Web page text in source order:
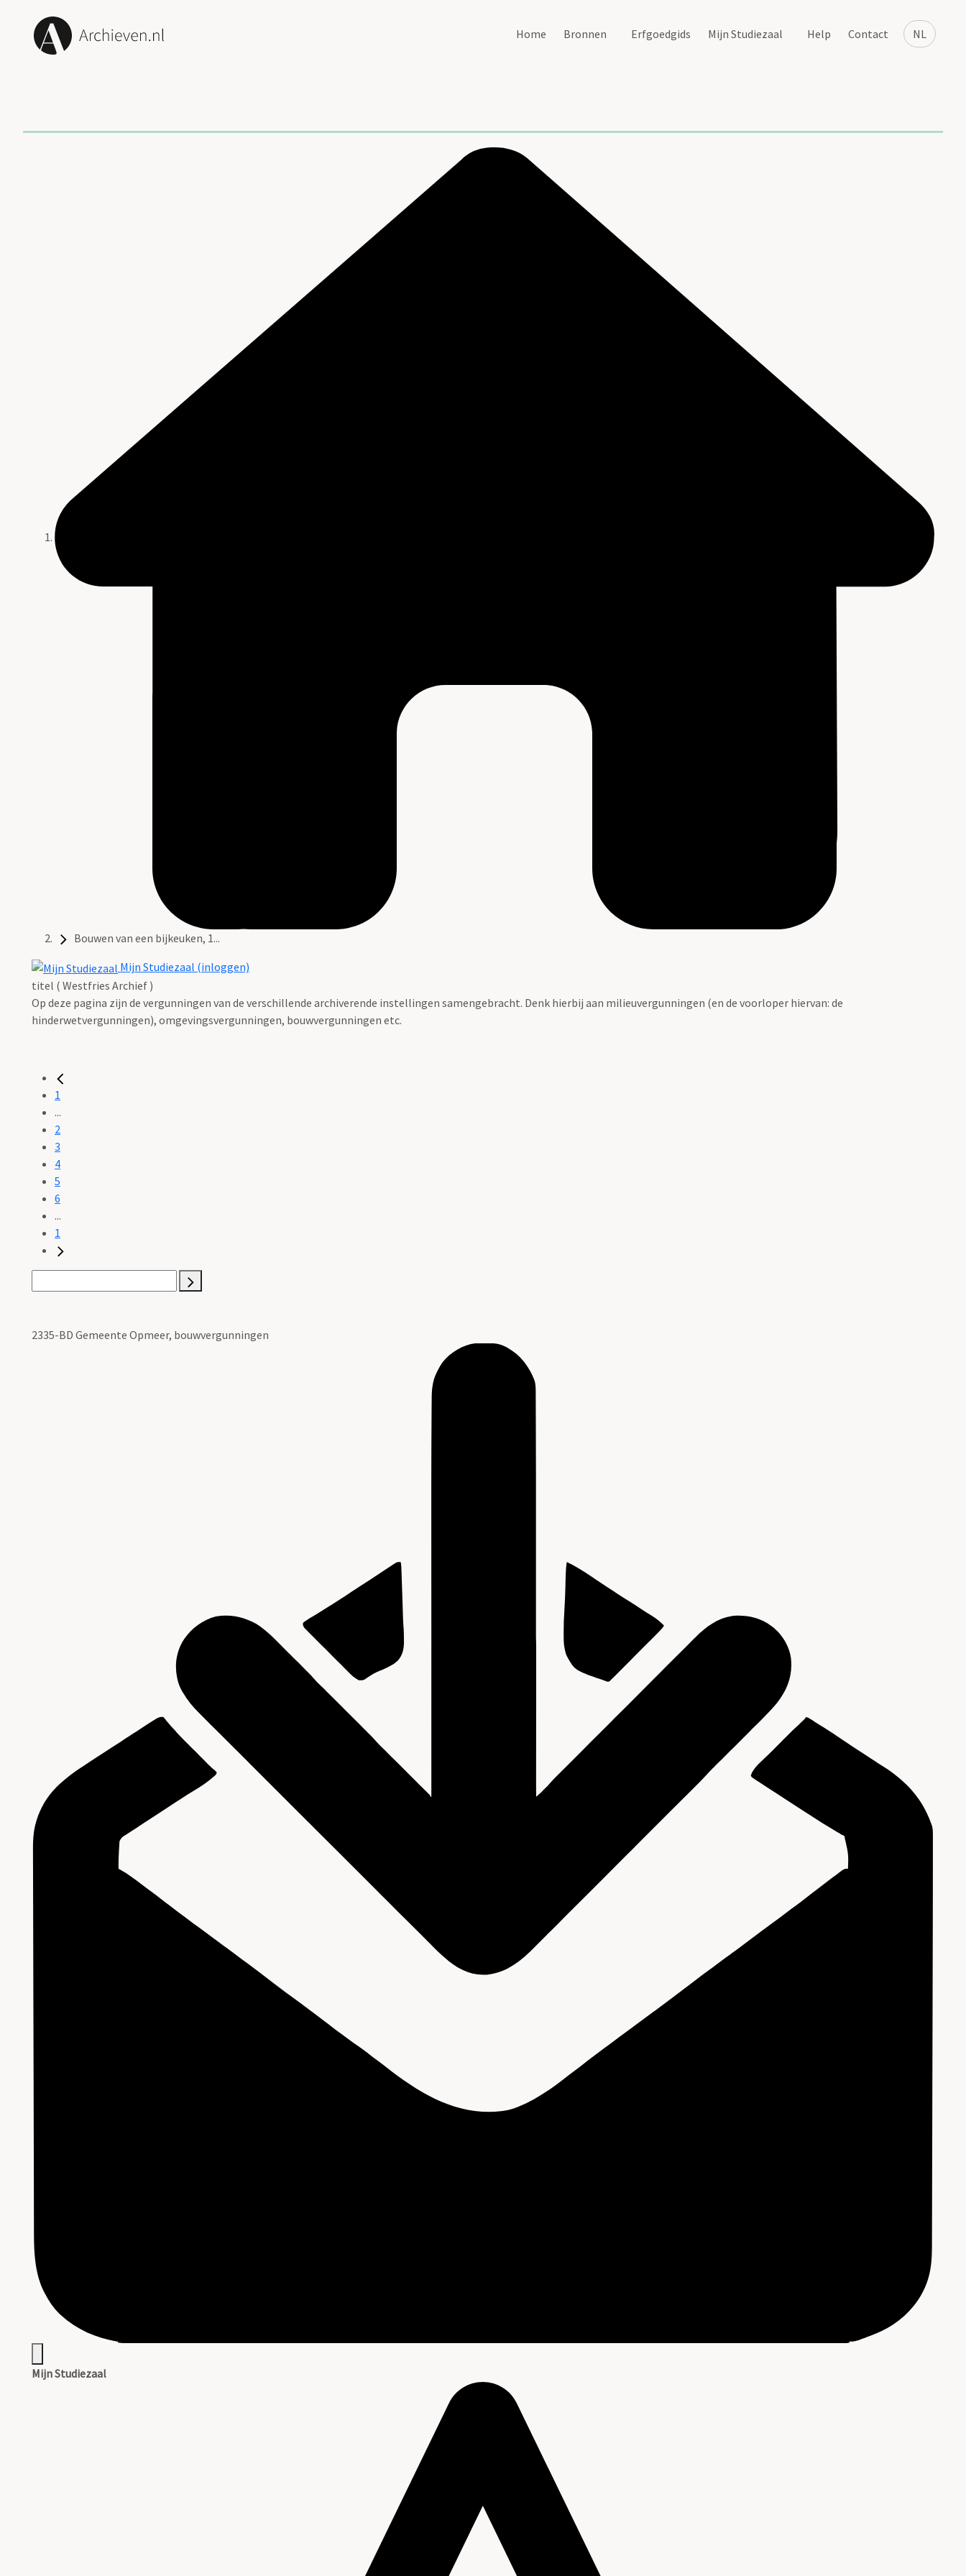
NL
Home Bronnen Erfgoedgids Mijn Studiezaal Help Contact
Bouwen van een bijkeuken, 1...
Mijn Studiezaal (inloggen)
titel ( Westfries Archief )
Op deze pagina zijn de vergunningen van de verschillende archiverende instellingen samengebracht. Denk hierbij aan milieuvergunningen (en de voorloper hiervan: de
hinderwetvergunningen), omgevingsvergunningen, bouwvergunningen etc.
1
...
2
3
4
5
6
...
1
2335-BD Gemeente Opmeer, bouwvergunningen
Mijn Studiezaal